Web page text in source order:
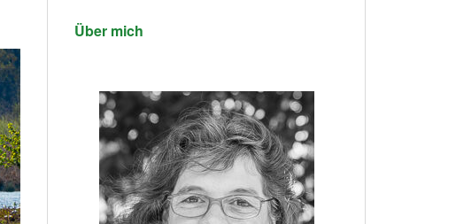
Über mich